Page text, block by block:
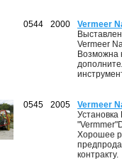
0544 2000
Vermeer
Vermeer
Возможна
0545 2005
Vermeer
Хорошее
контракту.